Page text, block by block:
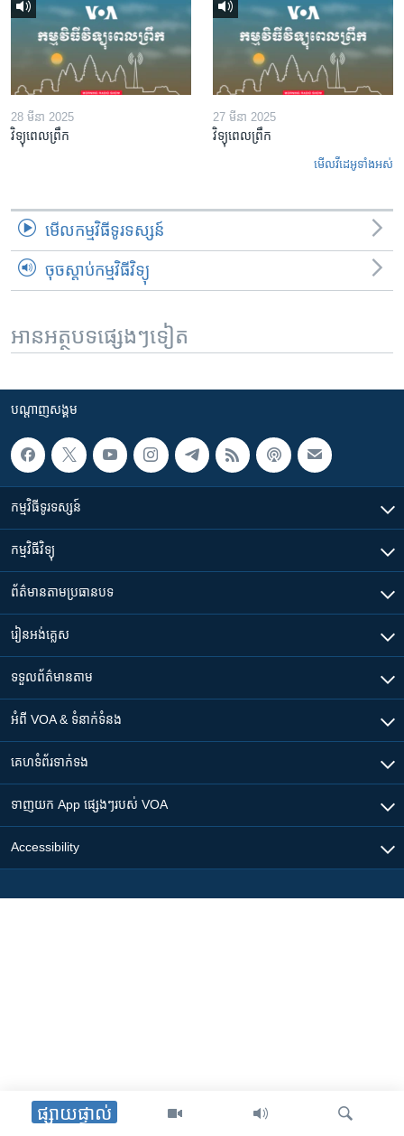
ផ្សាយផ្ទាល់
28 មីនា 2025
វិទ្យុពេលព្រឹក
27 មីនា 2025
វិទ្យុពេលព្រឹក
មើល​វីដេអូ​ទាំង​អស់
មើល​កម្មវិធី​ទូរទស្សន៍
ចុចស្តាប់កម្មវិធីវិទ្យុ
អានអត្ថបទផ្សេងៗទៀត
បណ្តាញ​សង្គម
កម្មវិធី​ទូរទស្សន៍
កម្មវិធី​វិទ្យុ
ព័ត៌មាន​តាមប្រធានបទ​
រៀន​​អង់គ្លេស
ទទួល​ព័ត៌មាន​តាម
អំពី​ VOA & ទំនាក់ទំនង
គេហទំព័រ​​ទាក់ទង
ទាញយក​ App ផ្សេងៗ​របស់​ VOA
Accessibility